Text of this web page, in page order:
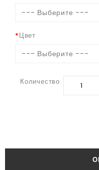
--- Выберите ---
Цвет
--- Выберите ---
Количество